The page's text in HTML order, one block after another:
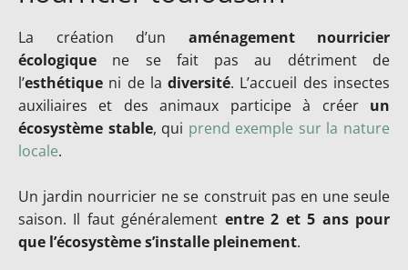
La création d’un aménagement nourricier
écologique ne se fait pas au détriment de
l’esthétique ni de ladiversité. L’accueil des insectes
auxiliaires et des animaux participe à créer un
écosystème stable, qui prend exemple sur la nature
locale.
Un jardin nourricier ne se construit pas en une seule
saison. Il faut généralement entre 2 et 5 ans pour
que l’écosystème s’installe pleinement.